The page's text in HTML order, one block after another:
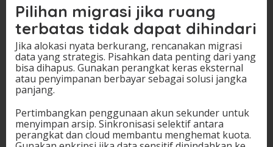
Pilihan migrasi jika ruang
terbatas tidak dapat dihindari
Jika alokasi nyata berkurang, rencanakan migrasi
data yang strategis. Pisahkan data penting dari yang
bisa dihapus. Gunakan perangkat keras eksternal
atau penyimpanan berbayar sebagai solusi jangka
panjang.
Pertimbangkan penggunaan akun sekunder untuk
menyimpan arsip. Sinkronisasi selektif antara
perangkat dan cloud membantu menghemat kuota.